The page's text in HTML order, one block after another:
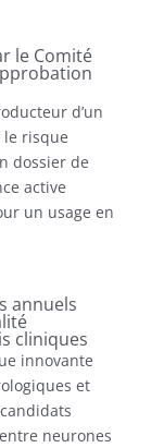
le Comité
d’un
le risque
dossier de
active
un usage en
annuels
cliniques
innovante
et
neurones